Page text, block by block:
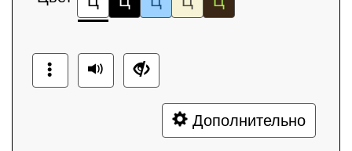
Дополнительно